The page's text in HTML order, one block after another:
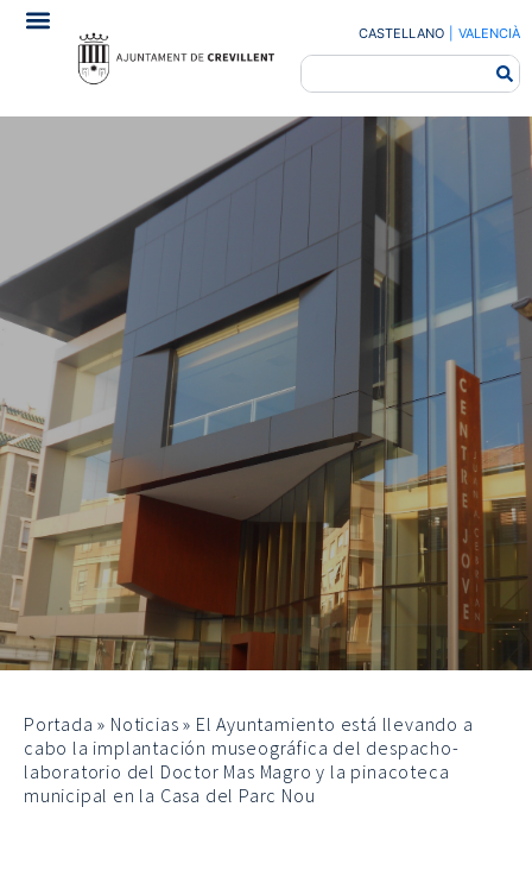
CASTELLANO VALENCIÀ
Portada » Noticias » El Ayuntamiento está llevando a
cabo la implantación museográfica del despacho-
laboratorio del Doctor Mas Magro y la pinacoteca
municipal en la Casa del Parc Nou